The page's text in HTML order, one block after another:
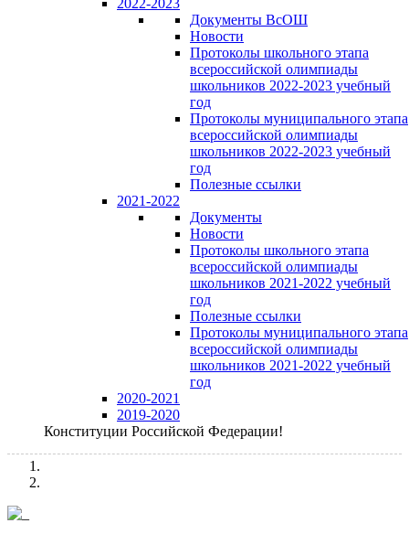
2022-2023
Документы ВсОШ
Новости
Протоколы школьного этапа
всероссийской олимпиады
школьников 2022-2023 учебный
год
Протоколы муниципального этапа
всероссийской олимпиады
школьников 2022-2023 учебный
год
Полезные ссылки
2021-2022
Документы
Новости
Протоколы школьного этапа
всероссийской олимпиады
школьников 2021-2022 учебный
год
Полезные ссылки
Протоколы муниципального этапа
всероссийской олимпиады
школьников 2021-2022 учебный
год
2020-2021
2019-2020
Конституции Российской Федерации!